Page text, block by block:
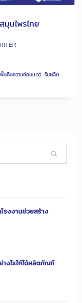
นไพรไทย
ฟื้นคืนความอ่อนเยาว์, รับผลิต
รงงานช่วยสร้าง
างไรให้ได้ผลิตภัณฑ์